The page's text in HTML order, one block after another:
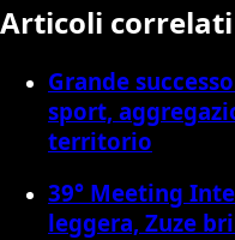
Articoli correlati
Grande
sport,
territorio
39° Meeting
leggera, Zuze